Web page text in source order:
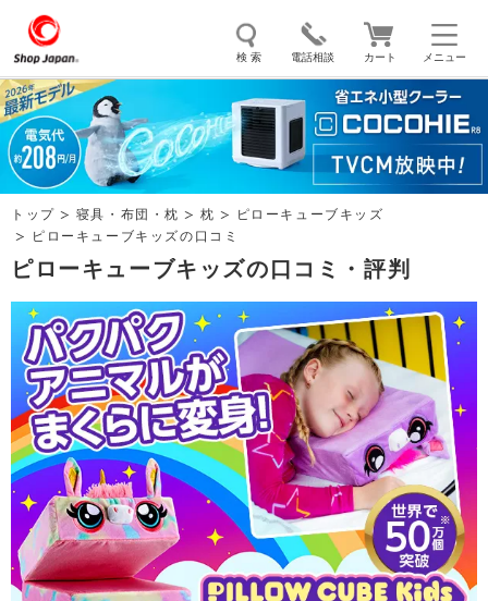
メニュー
検 索 電話相談 カート
トゥルースリーパー ソイリッチ ここひえ 枕
掃除機 クッキングプロ マイキュット
エアコン オーラルスマイル
トップ 寝具・布団・枕 枕
ピローキューブキッズ
ピローキューブキッズの口コミ
ピローキューブキッズの口コミ・評判